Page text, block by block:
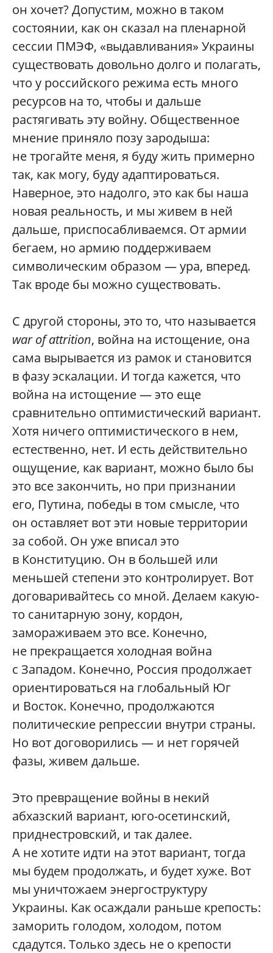
он хочет? Допустим, можно в таком
состоянии, как он сказал на пленарной
сессии ПМЭФ, «выдавливания» Украины
существовать довольно долго и полагать,
что у российского режима есть много
ресурсов на то, чтобы и дальше
растягивать эту войну. Общественное
мнение приняло позу зародыша:
не трогайте меня, я буду жить примерно
так, как могу, буду адаптироваться.
Наверное, это надолго, это как бы наша
новая реальность, и мы живем в ней
дальше, приспосабливаемся. От армии
бегаем, но армию поддерживаем
символическим образом — ура, вперед.
Так вроде бы можно существовать.
С другой стороны, это то, что называется
war of attrition, война на истощение, она
сама вырывается из рамок и становится
в фазу эскалации. И тогда кажется, что
война на истощение — это еще
сравнительно оптимистический вариант.
Хотя ничего оптимистического в нем,
естественно, нет. И есть действительно
ощущение, как вариант, можно было бы
это все закончить, но при признании
его, Путина, победы в том смысле, что
он оставляет вот эти новые территории
за собой. Он уже вписал это
в Конституцию. Он в большей или
меньшей степени это контролирует. Вот
договаривайтесь со мной. Делаем какую-
то санитарную зону, кордон,
замораживаем это все. Конечно,
не прекращается холодная война
с Западом. Конечно, Россия продолжает
ориентироваться на глобальный Юг
и Восток. Конечно, продолжаются
политические репрессии внутри страны.
Но вот договорились — и нет горячей
фазы, живем дальше.
Это превращение войны в некий
абхазский вариант, юго-осетинский,
приднестровский, и так далее.
А не хотите идти на этот вариант, тогда
мы будем продолжать, и будет хуже. Вот
мы уничтожаем энергоструктуру
Украины. Как осаждали раньше крепость:
заморить голодом, холодом, потом
сдадутся. Только здесь не о крепости